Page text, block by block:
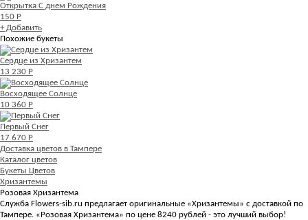
Открытка С днем Рождения
150 Р
+ Добавить
Похожие букеты
Сердце из Хризантем
13 230 Р
Восходящее Солнце
10 360 Р
Первый Снег
17 670 Р
Доставка цветов в Тампере
Каталог цветов
Букеты Цветов
Хризантемы
Розовая Хризантема
Служба Flowers-sib.ru предлагает оригинальные «Хризантемы» с доставкой по
Тампере. «Розовая Хризантема» по цене 8240 рублей - это лучший выбор!